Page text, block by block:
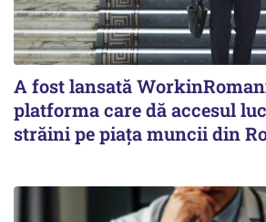
A fost lansată
platforma care dă accesul
străini pe piața muncii din